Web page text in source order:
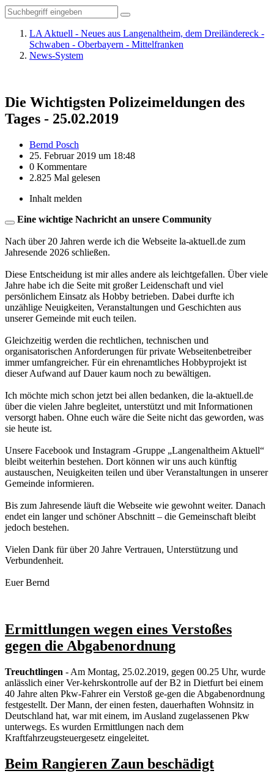
LA Aktuell - Neues aus Langenaltheim, dem Dreiländereck -
Schwaben - Oberbayern - Mittelfranken
News-System
Die Wichtigsten Polizeimeldungen des
Tages - 25.02.2019
Bernd Posch
25. Februar 2019 um 18:48
0 Kommentare
2.825 Mal gelesen
Inhalt melden
Eine wichtige Nachricht an unsere Community
Nach über 20 Jahren werde ich die Webseite la-aktuell.de zum
Jahresende 2026 schließen.
Diese Entscheidung ist mir alles andere als leichtgefallen. Über viele
Jahre habe ich die Seite mit großer Leidenschaft und viel
persönlichem Einsatz als Hobby betrieben. Dabei durfte ich
unzählige Neuigkeiten, Veranstaltungen und Geschichten aus
unserer Gemeinde mit euch teilen.
Gleichzeitig werden die rechtlichen, technischen und
organisatorischen Anforderungen für private Webseitenbetreiber
immer umfangreicher. Für ein ehrenamtliches Hobbyprojekt ist
dieser Aufwand auf Dauer kaum noch zu bewältigen.
Ich möchte mich schon jetzt bei allen bedanken, die la-aktuell.de
über die vielen Jahre begleitet, unterstützt und mit Informationen
versorgt haben. Ohne euch wäre die Seite nicht das geworden, was
sie heute ist.
Unsere Facebook und Instagram -Gruppe „Langenaltheim Aktuell“
bleibt weiterhin bestehen. Dort können wir uns auch künftig
austauschen, Neuigkeiten teilen und über Veranstaltungen in unserer
Gemeinde informieren.
Bis zum Jahresende läuft die Webseite wie gewohnt weiter. Danach
endet ein langer und schöner Abschnitt – die Gemeinschaft bleibt
jedoch bestehen.
Vielen Dank für über 20 Jahre Vertrauen, Unterstützung und
Verbundenheit.
Euer Bernd
Ermittlungen wegen eines Verstoßes
gegen die Abgabenordnung
Treuchtlingen - Am Montag, 25.02.2019, gegen 00.25 Uhr, wurde
anlässlich einer Ver-kehrskontrolle auf der B2 in Dietfurt bei einem
40 Jahre alten Pkw-Fahrer ein Verstoß ge-gen die Abgabenordnung
festgestellt. Der Mann, der einen festen, dauerhaften Wohnsitz in
Deutschland hat, war mit einem, im Ausland zugelassenen Pkw
unterwegs. Es wurden Ermittlungen nach dem
Kraftfahrzeugsteuergesetz eingeleitet.
Beim Rangieren Zaun beschädigt